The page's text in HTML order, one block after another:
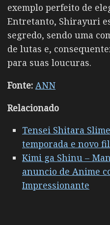
exemplo perfeito de
Entretanto, Shirayuri
segredo, sendo uma
de lutas e,
para suas loucuras.
Fonte: ANN
Relacionado
Tensei Shitara
temporada e novo
Kimi ga Shinu –
anuncio de Anime
Impressionante